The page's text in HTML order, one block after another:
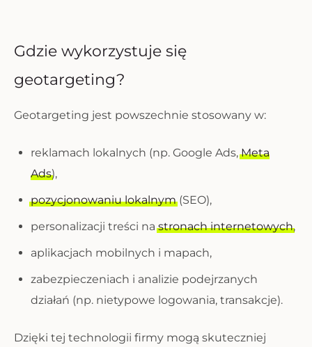
Gdzie wykorzystuje się
geotargeting?
Geotargeting jest powszechnie stosowany w:
reklamach lokalnych (np. Google Ads,Meta
Ads),
pozycjonowaniu lokalnym(SEO),
personalizacji treści nastronach internetowych,
aplikacjach mobilnych i mapach,
zabezpieczeniach i analizie podejrzanych
działań (np. nietypowe logowania, transakcje).
Dzięki tej technologii firmy mogą skuteczniej